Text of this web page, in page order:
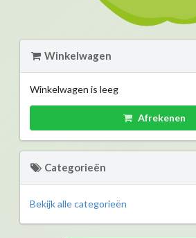
Winkelwagen
Winkelwagen is leeg
Afrekenen
Categorieën
Bekijk alle categorieën